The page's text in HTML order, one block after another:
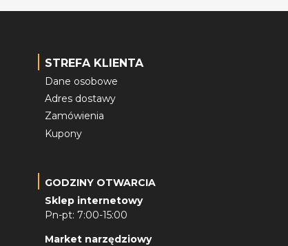
STREFA KLIENTA
Dane osobowe
Adres dostawy
Zamówienia
Kupony
GODZINY OTWARCIA
Sklep internetowy
Pn-pt: 7:00-15:00
Market narzędziowy